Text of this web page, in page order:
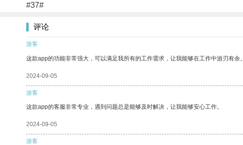
#37#
评论
游客
这款app的功能非常强大，可以满足我所有的工作需求，让我能够在工作中游刃有余。
2024-09-05
游客
这款app的客服非常专业，遇到问题总是能够及时解决，让我能够安心工作。
2024-09-05
游客